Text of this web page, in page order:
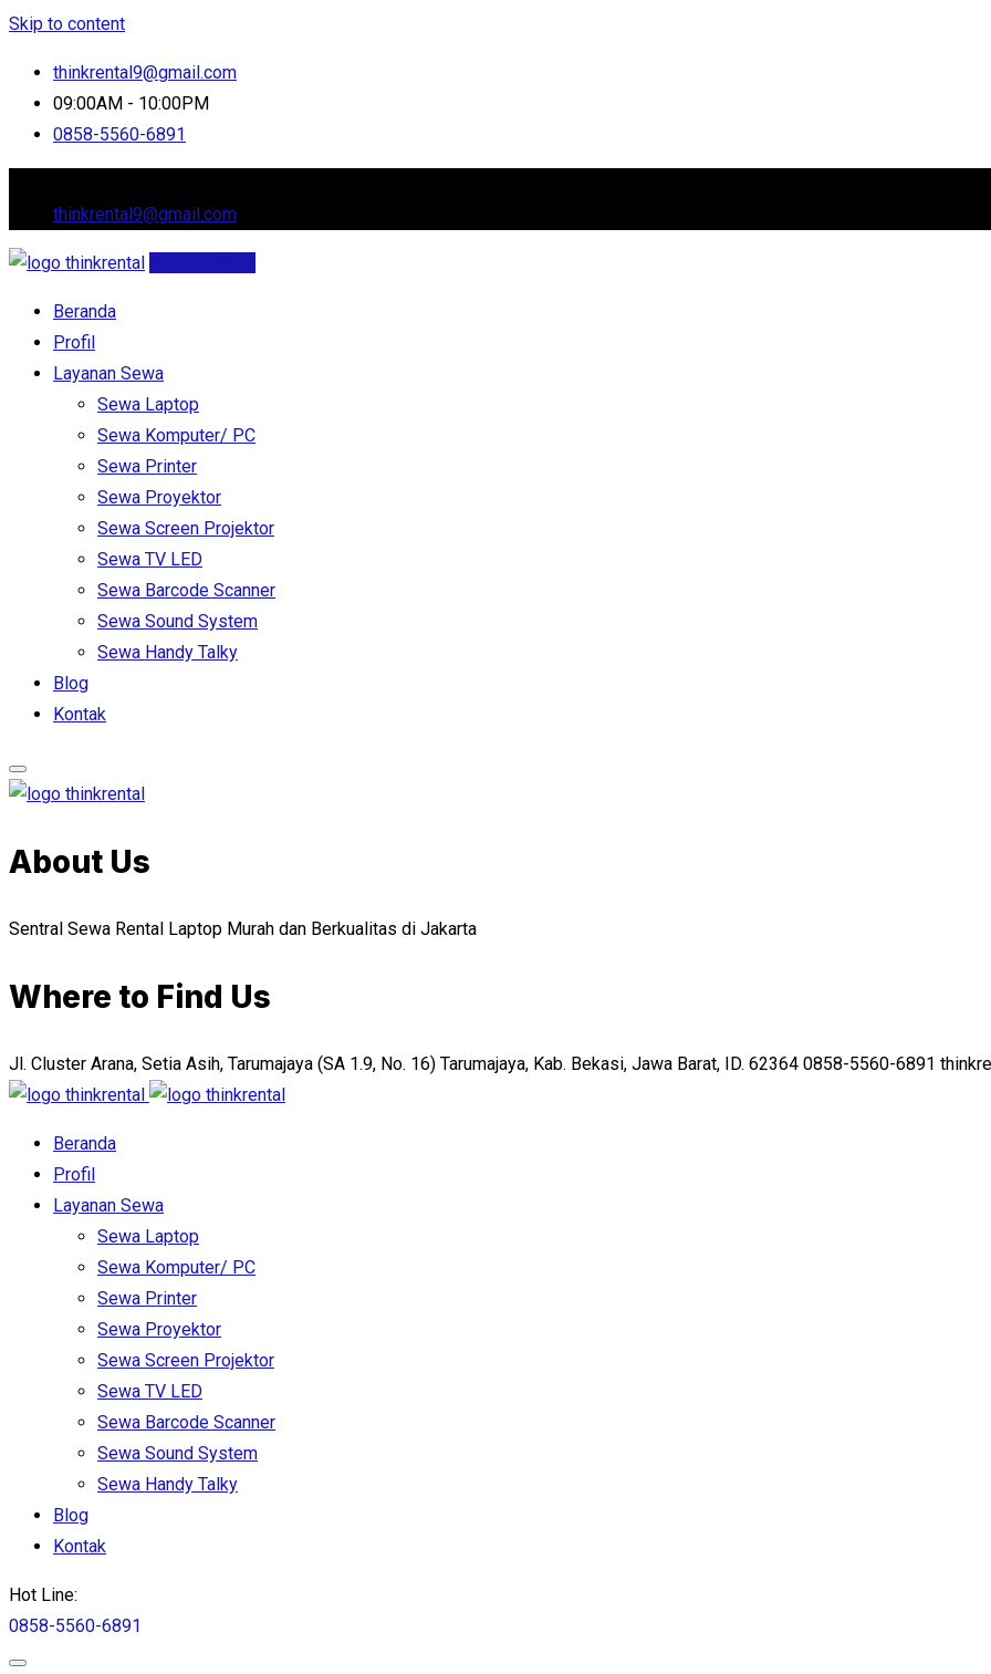
Skip to content
thinkrental9@gmail.com
09:00AM - 10:00PM
0858-5560-6891
thinkrental9@gmail.com
Beranda
Profil
Layanan Sewa
Sewa Laptop
Sewa Komputer/ PC
Sewa Printer
Sewa Proyektor
Sewa Screen Projektor
Sewa TV LED
Sewa Barcode Scanner
Sewa Sound System
Sewa Handy Talky
Blog
Kontak
About Us
Sentral Sewa Rental Laptop Murah dan Berkualitas di Jakarta
Where to Find Us
Jl. Cluster Arana, Setia Asih, Tarumajaya (SA 1.9, No. 16) Tarumajaya, Kab. Bekasi, Jawa Barat, ID. 62364 0858-5560-6891
Beranda
Profil
Layanan Sewa
Sewa Laptop
Sewa Komputer/ PC
Sewa Printer
Sewa Proyektor
Sewa Screen Projektor
Sewa TV LED
Sewa Barcode Scanner
Sewa Sound System
Sewa Handy Talky
Blog
Kontak
Hot Line:
0858-5560-6891